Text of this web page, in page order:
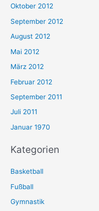
Oktober 2012
September 2012
August 2012
Mai 2012
März 2012
Februar 2012
September 2011
Juli 2011
Januar 1970
Kategorien
Basketball
Fußball
Gymnastik